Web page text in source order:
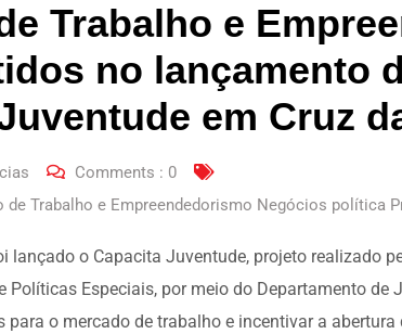
Trabalho e
no lançamento
em Cruz
Comments : 0
de Trabalho e Empreendedorismo Negócios política
lançado o Capacita Juventude, projeto realizado
Políticas Especiais, por meio do Departamento de
para o mercado de trabalho e incentivar a